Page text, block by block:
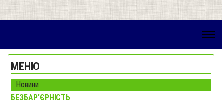
МЕНЮ
Новини
БЕЗБАР'ЄРНІСТЬ